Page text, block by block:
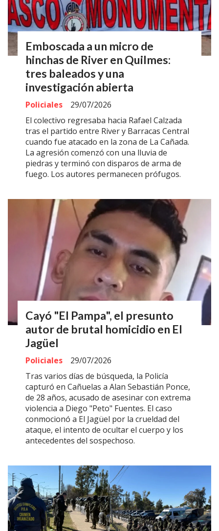
Emboscada a un micro de
hinchas de River en Quilmes:
tres baleados y una
investigación abierta
Policiales
29/07/2026
El colectivo regresaba hacia Rafael Calzada
tras el partido entre River y Barracas Central
cuando fue atacado en la zona de La Cañada.
La agresión comenzó con una lluvia de
piedras y terminó con disparos de arma de
fuego. Los autores permanecen prófugos.
Cayó "El Pampa", el presunto
autor de brutal homicidio en El
Jagüel
Policiales
29/07/2026
Tras varios días de búsqueda, la Policía
capturó en Cañuelas a Alan Sebastián Ponce,
de 28 años, acusado de asesinar con extrema
violencia a Diego "Peto" Fuentes. El caso
conmocionó a El Jagüel por la crueldad del
ataque, el intento de ocultar el cuerpo y los
antecedentes del sospechoso.